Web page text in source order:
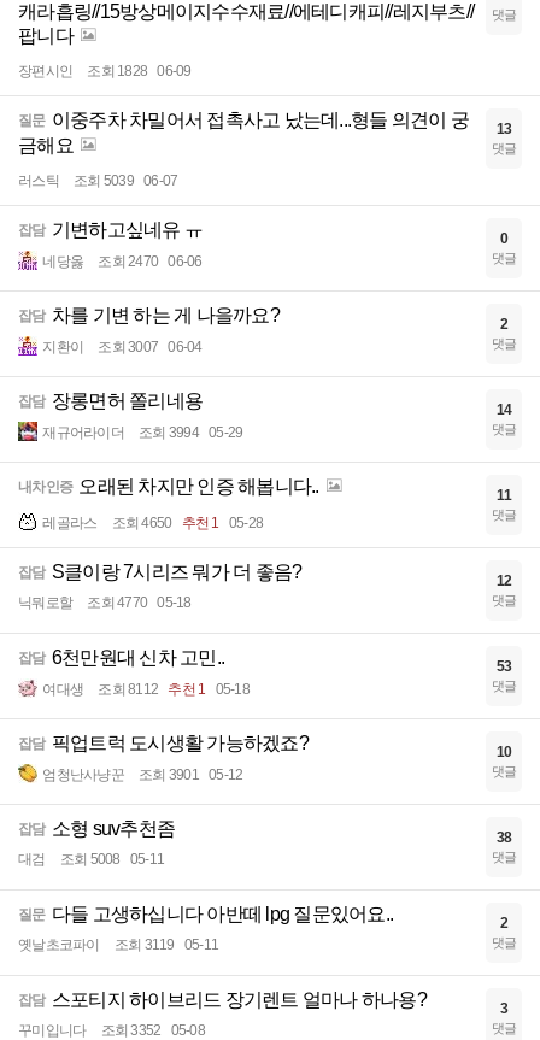
캐라흡링//15방상메이지수수재료//에테디캐피//레지부츠//
팝니다
장편시인 조회 1828 06-09
댓글
질문 이중주차 차밀어서 접촉사고 났는데...형들 의견이 궁
금해요
러스틱 조회 5039 06-07
13
댓글
잡담 기변하고싶네유 ㅠ
네당옳 조회 2470 06-06
0
댓글
잡담 차를 기변 하는 게 나을까요?
지환이 조회 3007 06-04
2
댓글
잡담 장롱면허 쫄리네용
재규어라이더 조회 3994 05-29
14
댓글
내차인증 오래된 차지만 인증 해봅니다..
레골라스 조회 4650 추천 1 05-28
11
댓글
잡담 S클이랑 7시리즈 뭐가 더 좋음?
닉뭐로할 조회 4770 05-18
12
댓글
잡담 6천만원대 신차 고민..
여대생 조회 8112 추천 1 05-18
53
댓글
잡담 픽업트럭 도시생활 가능하겠죠?
엄청난사냥꾼 조회 3901 05-12
10
댓글
잡담 소형 suv추천좀
대검 조회 5008 05-11
38
댓글
질문 다들 고생하십니다 아반떼 lpg 질문있어요..
옛날초코파이 조회 3119 05-11
2
댓글
잡담 스포티지 하이브리드 장기렌트 얼마나 하나용?
꾸미입니다 조회 3352 05-08
3
댓글